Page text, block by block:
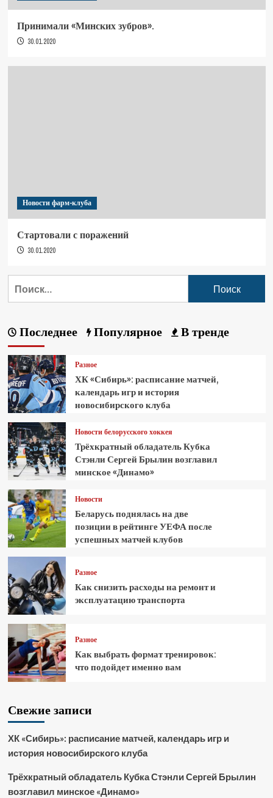
Принимали «Минских зубров».
30.01.2020
Новости фарм-клуба
Стартовали с поражений
30.01.2020
Последнее Популярное В тренде
Разное
ХК «Сибирь»: расписание матчей,
календарь игр и история
новосибирского клуба
Новости белорусского хоккея
Трёхкратный обладатель Кубка
Стэнли Сергей Брылин возглавил
минское «Динамо»
Новости
Беларусь поднялась на две
позиции в рейтинге УЕФА после
успешных матчей клубов
Разное
Как снизить расходы на ремонт и
эксплуатацию транспорта
Разное
Как выбрать формат тренировок:
что подойдет именно вам
Свежие записи
ХК «Сибирь»: расписание матчей, календарь игр и
история новосибирского клуба
Трёхкратный обладатель Кубка Стэнли Сергей Брылин
возглавил минское «Динамо»